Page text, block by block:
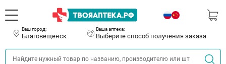
Ваш город:
Благовещенск
Ваша аптека:
Выберите способ получения заказа